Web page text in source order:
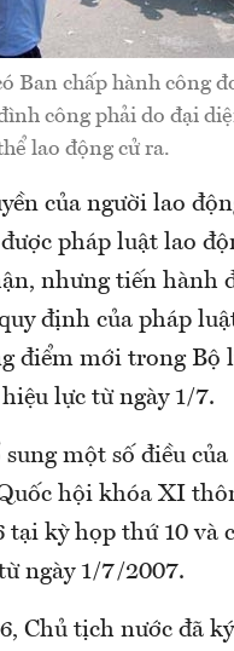
Ban chấp hành công
công phải do đại
lao động cử ra.
của người lao
pháp luật lao
nhưng tiến hành
định của pháp
điểm mới trong Bộ
lực từ ngày 1/7.
một số điều
hội khóa XI
tại kỳ họp thứ 10 và
ngày 1/7/2007.
Chủ tịch nước đã